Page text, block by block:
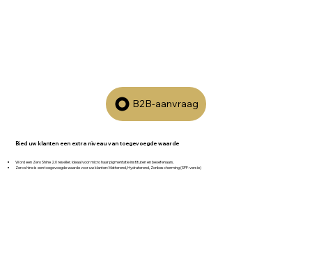
Word een Zero Shine 2.0 reseller. Ideaal voor micro haar pigmentatie instituten en beoefenaars.
Zero shine is een toegevoegde waarde voor uw klanten: Matterend, Hydraterend, Zonbescherming (SPF-versie)
Bied uw klanten een extra niveau van toegevoegde waarde
B2B-aanvraag